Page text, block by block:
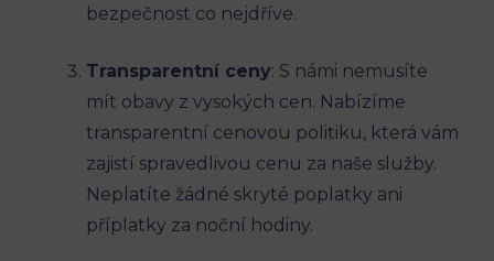
bezpečnost co nejdříve.
Transparentní ceny: S námi nemusíte
mít obavy z vysokých cen. Nabízíme
transparentní cenovou politiku, která vám
zajistí spravedlivou cenu za naše služby.
Neplatíte žádné skryté poplatky ani
příplatky za noční hodiny.